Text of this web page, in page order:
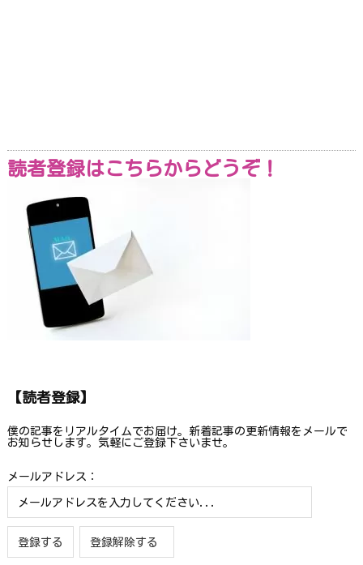
読者登録はこちらからどうぞ！
【読者登録】
僕の記事をリアルタイムでお届け。新着記事の更新情報をメールで
お知らせします。気軽にご登録下さいませ。
メールアドレス：